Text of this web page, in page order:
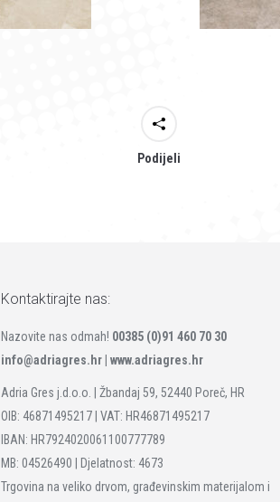
Podijeli
Kontaktirajte nas:
Nazovite nas odmah! 00385 (0)91 460 70 30
info@adriagres.hr | www.adriagres.hr
Adria Gres j.d.o.o. | Žbandaj 59, 52440 Poreč, HR
OIB: 46871495217 | VAT: HR46871495217
IBAN: HR7924020061100777789
MB: 04526490 | Djelatnost: 4673
Trgovina na veliko drvom, građevinskim materijalom i